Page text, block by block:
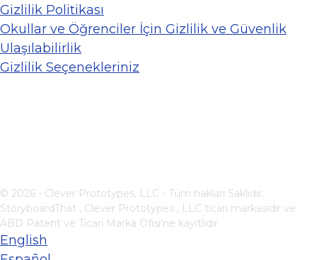
Gizlilik Politikası
Okullar ve Öğrenciler İçin Gizlilik ve Güvenlik
Ulaşılabilirlik
Gizlilik Seçenekleriniz
© 2026 - Clever Prototypes, LLC - Tüm hakları Saklıdır.
StoryboardThat , Clever Prototypes , LLC ticari markasıdır ve
ABD Patent ve Ticari Marka Ofisi'ne kayıtlıdır.
English